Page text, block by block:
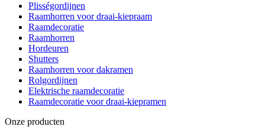
Plisségordijnen
Raamhorren voor draai-kiepraam
Raamdecoratie
Raamhorren
Hordeuren
Shutters
Raamhorren voor dakramen
Rolgordijnen
Elektrische raamdecoratie
Raamdecoratie voor draai-kiepramen
Onze producten